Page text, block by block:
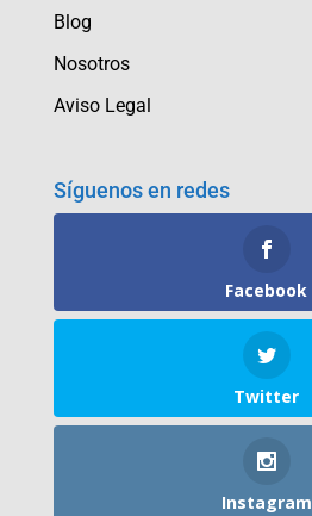
Blog
Nosotros
Aviso Legal
Síguenos en redes
Facebook
Twitter
Instagram